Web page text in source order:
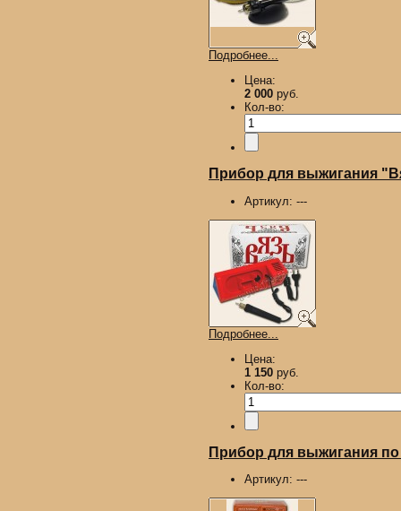
Подробнее...
Цена:
2 000 руб.
Кол-во:
Прибор для выжигания
Артикул: ---
Подробнее...
Цена:
1 150 руб.
Кол-во:
Прибор для выжигания
Артикул: ---